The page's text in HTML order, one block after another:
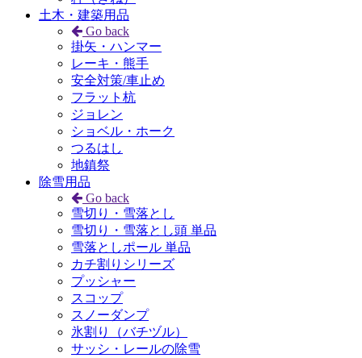
土木・建築用品
Go back
掛矢・ハンマー
レーキ・熊手
安全対策/車止め
フラット杭
ジョレン
ショベル・ホーク
つるはし
地鎮祭
除雪用品
Go back
雪切り・雪落とし
雪切り・雪落とし頭 単品
雪落としポール 単品
カチ割りシリーズ
プッシャー
スコップ
スノーダンプ
氷割り（バチヅル）
サッシ・レールの除雪